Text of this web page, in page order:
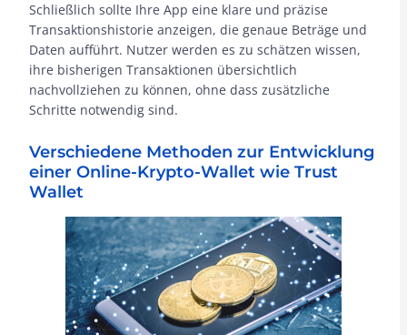
Schließlich sollte Ihre App eine klare und präzise
Transaktionshistorie anzeigen, die genaue Beträge und
Daten aufführt. Nutzer werden es zu schätzen wissen,
ihre bisherigen Transaktionen übersichtlich
nachvollziehen zu können, ohne dass zusätzliche
Schritte notwendig sind.
Verschiedene Methoden zur Entwicklung
einer Online-Krypto-Wallet wie Trust
Wallet